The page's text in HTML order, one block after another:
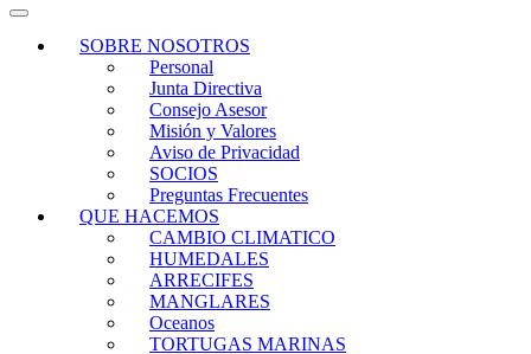
SOBRE NOSOTROS
Personal
Junta Directiva
Consejo Asesor
Misión y Valores
Aviso de Privacidad
SOCIOS
Preguntas Frecuentes
QUE HACEMOS
CAMBIO CLIMATICO
HUMEDALES
ARRECIFES
MANGLARES
Oceanos
TORTUGAS MARINAS